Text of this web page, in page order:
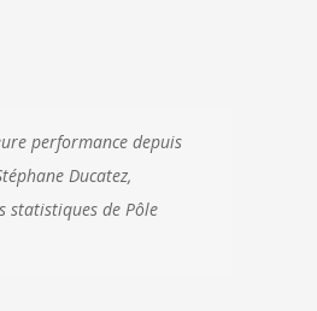
performance depuis
Ducatez,
statistiques de Pôle